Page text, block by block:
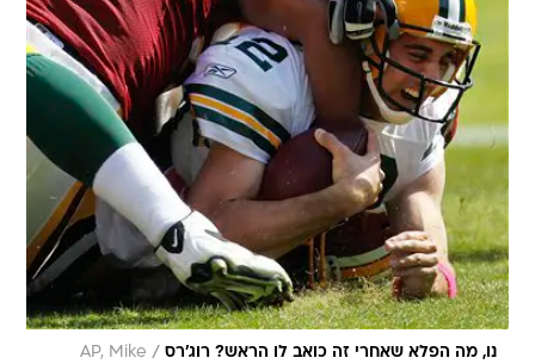
נו, מה הפלא שאחרי זה כואב לו הראש? רוג'רס /
AP, Mike